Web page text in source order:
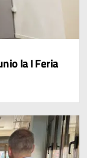
la I Feria